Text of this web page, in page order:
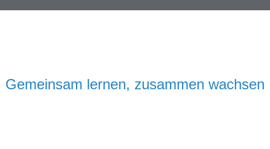
Gemeinsam lernen, zusammen wachsen